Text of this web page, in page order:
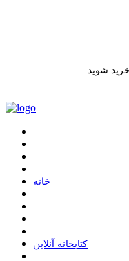
شوید.
ﺧﺎﻧﻪ
ﮐﺘﺎﺑﺨﺎﻧﻪ ﺁﻧﻼﯾﻦ